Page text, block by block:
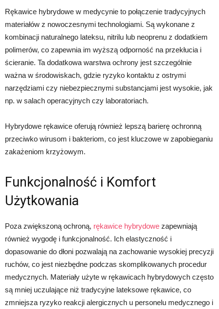
Rękawice hybrydowe w medycynie to połączenie tradycyjnych
materiałów z nowoczesnymi technologiami. Są wykonane z
kombinacji naturalnego lateksu, nitrilu lub neoprenu z dodatkiem
polimerów, co zapewnia im wyższą odporność na przekłucia i
ścieranie. Ta dodatkowa warstwa ochrony jest szczególnie
ważna w środowiskach, gdzie ryzyko kontaktu z ostrymi
narzędziami czy niebezpiecznymi substancjami jest wysokie, jak
np. w salach operacyjnych czy laboratoriach.
Hybrydowe rękawice oferują również lepszą barierę ochronną
przeciwko wirusom i bakteriom, co jest kluczowe w zapobieganiu
zakażeniom krzyżowym.
Funkcjonalność i Komfort
Użytkowania
Poza zwiększoną ochroną, rękawice hybrydowe zapewniają
również wygodę i funkcjonalność. Ich elastyczność i
dopasowanie do dłoni pozwalają na zachowanie wysokiej precyzji
ruchów, co jest niezbędne podczas skomplikowanych procedur
medycznych. Materiały użyte w rękawicach hybrydowych często
są mniej uczulające niż tradycyjne lateksowe rękawice, co
zmniejsza ryzyko reakcji alergicznych u personelu medycznego i